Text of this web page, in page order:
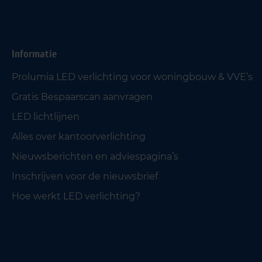
Informatie
Prolumia LED verlichting voor woningbouw & VVE’s
Gratis Bespaarscan aanvragen
LED lichtlijnen
Alles over kantoorverlichting
Nieuwsberichten en adviespagina’s
Inschrijven voor de nieuwsbrief
Hoe werkt LED verlichting?